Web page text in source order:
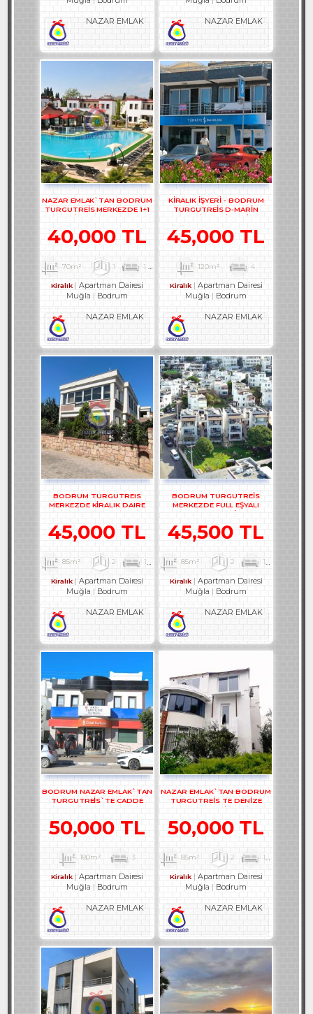
NAZAR EMLAK NAZAR EMLAK
NAZAR EMLAK`TAN BODRUM
TURGUTREİS MERKEZDE 1+1
40,000 TL
70m² 1 1
Kiralık
Apartman Dairesi
Muğla
Bodrum
NAZAR EMLAK
KİRALIK İŞYERİ - BODRUM
TURGUTREİS D-MARİN
45,000 TL
120m² 4
Kiralık
Apartman Dairesi
Muğla
Bodrum
NAZAR EMLAK
BODRUM TURGUTREIS
MERKEZDE KİRALIK DAIRE
45,000 TL
85m² 2 1 1
Kiralık
Apartman Dairesi
Muğla
Bodrum
NAZAR EMLAK
BODRUM TURGUTREİS
MERKEZDE FULL EŞYALI
BAHÇE KATI 2+1 DAİRE - REF-
45,500 TL
85m² 2 1
Kiralık
Apartman Dairesi
Muğla
Bodrum
NAZAR EMLAK
BODRUM NAZAR EMLAK`TAN
TURGUTREİS`TE CADDE
ÜZERİ ARKA TERASLI
50,000 TL
180m² 3
Kiralık
Apartman Dairesi
Muğla
Bodrum
NAZAR EMLAK
NAZAR EMLAK`TAN BODRUM
TURGUTREİS TE DENİZE
YAKIN EŞYALI KİRALIK 2+1
50,000 TL
85m² 2 1
Kiralık
Apartman Dairesi
Muğla
Bodrum
NAZAR EMLAK